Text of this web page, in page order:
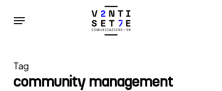
Menu
Tag
community management